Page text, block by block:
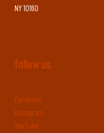
NY 10160
follow us
Facebook
Instagram
YouTube